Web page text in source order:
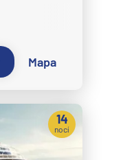
Mapa
14
nocí